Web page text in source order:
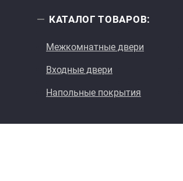
КАТАЛОГ ТОВАРОВ:
Межкомнатные двери
Входные двери
Напольные покрытия